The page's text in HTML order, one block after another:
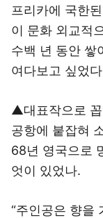
프리카에 국한
이 문화 외교적
수백 년 동안 쌓
여다보고 싶었다
▲대표작으로 꼽
공항에 붙잡혀
68년 영국으로
엇이 있었나.
“주인공은 향을